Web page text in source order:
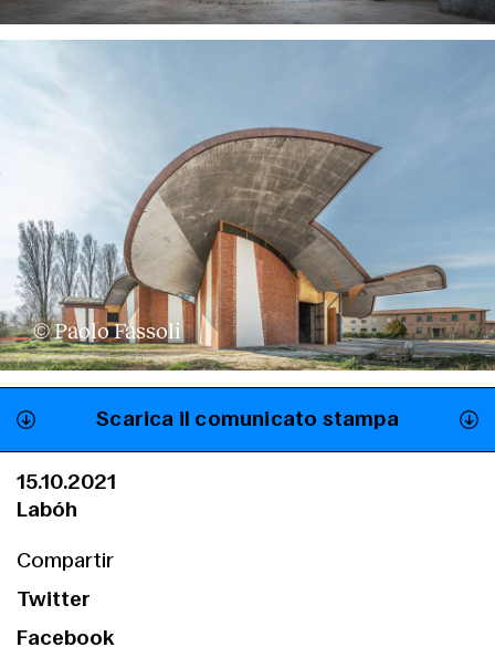
© Paolo Fassoli
Scarica il comunicato stampa
15.10.2021
Labóh
Compartir
Twitter
Facebook